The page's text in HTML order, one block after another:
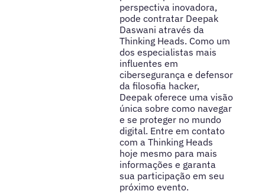
perspectiva inovadora,
pode contratar Deepak
Daswani através da
Thinking Heads. Como um
dos especialistas mais
influentes em
cibersegurança e defensor
da filosofia hacker,
Deepak oferece uma visão
única sobre como navegar
e se proteger no mundo
digital. Entre em contato
com a Thinking Heads
hoje mesmo para mais
informações e garanta
sua participação em seu
próximo evento.